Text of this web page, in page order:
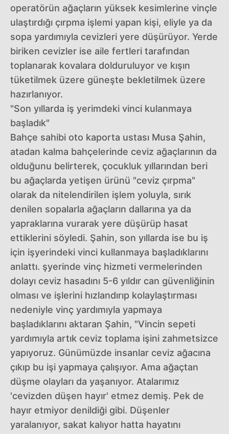
operatörün ağaçların yüksek kesimlerine vinçle
ulaştırdığı çırpma işlemi yapan kişi, eliyle ya da
sopa yardımıyla cevizleri yere düşürüyor. Yerde
biriken cevizler ise aile fertleri tarafından
toplanarak kovalara dolduruluyor ve kışın
tüketilmek üzere güneşte bekletilmek üzere
hazırlanıyor.
"Son yıllarda iş yerimdeki vinci kulanmaya
başladık"
Bahçe sahibi oto kaporta ustası Musa Şahin,
atadan kalma bahçelerinde ceviz ağaçlarının da
olduğunu belirterek, çocukluk yıllarından beri
bu ağaçlarda yetişen ürünü "ceviz çırpma"
olarak da nitelendirilen işlem yoluyla, sırık
denilen sopalarla ağaçların dallarına ya da
yapraklarına vurarak yere düşürüp hasat
ettiklerini söyledi. Şahin, son yıllarda ise bu iş
için işyerindeki vinci kullanmaya başladıklarını
anlattı. şyerinde vinç hizmeti vermelerinden
dolayı ceviz hasadını 5-6 yıldır can güvenliğinin
olması ve işlerini hızlandırıp kolaylaştırması
nedeniyle vinç yardımıyla yapmaya
başladıklarını aktaran Şahin, "Vincin sepeti
yardımıyla artık ceviz toplama işini zahmetsizce
yapıyoruz. Günümüzde insanlar ceviz ağacına
çıkıp bu işi yapmaya çalışıyor. Ama ağaçtan
düşme olayları da yaşanıyor. Atalarımız
'cevizden düşen hayır' etmez demiş. Pek de
hayır etmiyor denildiği gibi. Düşenler
yaralanıyor, sakat kalıyor hatta hayatını